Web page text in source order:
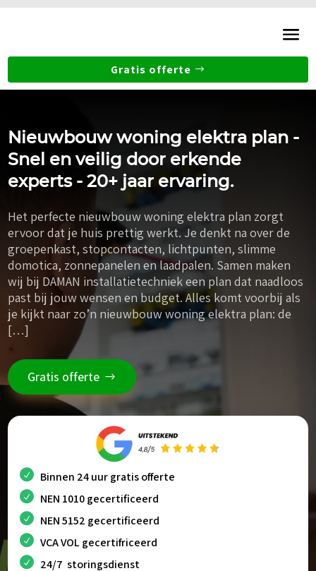
Gratis offerte
Nieuwbouw woning elektra plan -
Snel en veilig door erkende
experts - 20+ jaar ervaring.
Het perfecte nieuwbouw woning elektra plan zorgt
ervoor dat je huis prettig werkt. Je denkt na over de
groepenkast, stopcontacten, lichtpunten, slimme
domotica, zonnepanelen en laadpalen. Samen maken
wij bij DAMAN installatietechniek een plan dat naadloos
past bij jouw wensen en budget. Alles komt voorbij als
je kijkt naar zo’n nieuwbouw woning elektra plan: de
[…]
Gratis offerte
Binnen 24 uur gratis offerte
NEN 1010 gecertificeerd
NEN 5152 gecertificeerd
VCA VOL gecertifriceerd
24/7 storingsdienst